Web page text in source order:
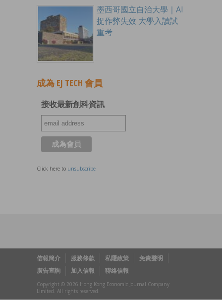
墨西哥國立自治大學｜AI
捉作弊失效 大學入讀試
重考
成為 EJ TECH 會員
接收最新創科資訊
Click here to unsubscribe
信報簡介 服務條款 私隱政策
免責聲明
廣告查詢
加入信報 聯絡信報
Copyright © 2026 Hong Kong Economic Journal Company
Limited. All rights reserved.